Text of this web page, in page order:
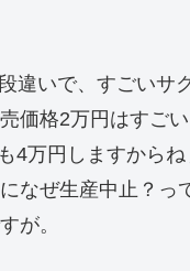
違いで、すごいサ
価格2万円はすご
4万円しますから
なぜ生産中止？
が。